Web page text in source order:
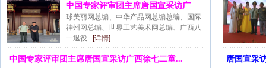
中国专家评审团主席唐国宣采访广
球美丽网总编、中华产品网总编总编、国际
神州网总编、世界工艺美术网总编、广西八
一退役...[详情]
·中国专家评审团主席唐国宣采访广西徐七二童... · 唐国宣采